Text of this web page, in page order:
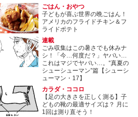
ごはん・おやつ
子どもが喜ぶ世界の晩ごはん！
アメリカのフライドチキン＆フ
ライドポテト
連載
ごみ収集はこの暑さでも休みナ
シ！「今…何度だ？」ヤバい…
これはマジでヤバい…。“真夏の
シューシューマン”篇【シューシ
ューマン・17】
カラダ・ココロ
【足の大きさを正しく測る】子
どもの靴の最適サイズは？ 月に
1回は測り直そう！